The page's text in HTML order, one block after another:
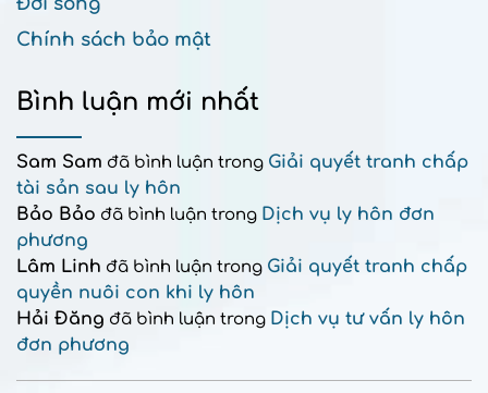
Chính sách bảo mật
Bình luận mới nhất
Sam Sam đã bình luận trong Giải quyết tranh chấp
tài sản sau ly hôn
Bảo Bảo đã bình luận trong Dịch vụ ly hôn đơn
phương
Lâm Linh đã bình luận trong Giải quyết tranh chấp
quyền nuôi con khi ly hôn
Hải Đăng đã bình luận trong Dịch vụ tư vấn ly hôn
đơn phương